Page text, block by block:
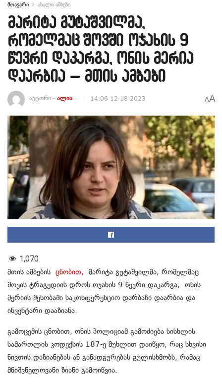
მთავარი ახალი ამბები
მარიტა გუტაშვილმა,
რომელმაც შოვში ოჯახის 9
წევრი დაკარგა, ონის მერია
დაარბია – მთის ამბები
ავტორი - ალია 14:06 12-18-2023 AA
1,070
მთის ამბების ცნობით, მარიტა გუტაშვილმა, რომელმაც
შოვის ტრაგედიის დროს ოჯახის 9 წევრი დაკარგა, ონის
მერიის შენობაში საკონფერენციო დარბაზი დაარბია და
ინვენტარი დააზიანა.
გამოცემის ცნობით, ონის პოლიციამ გამოძიება სისხლის
სამართლის კოდექსის 187-ე მუხლით დაიწყო, რაც სხვისი
ნივთის დაზიანებას ან განადგურებას გულისხმობს, რამაც
მნიშვნელოვანი ზიანი გამოიწვია.